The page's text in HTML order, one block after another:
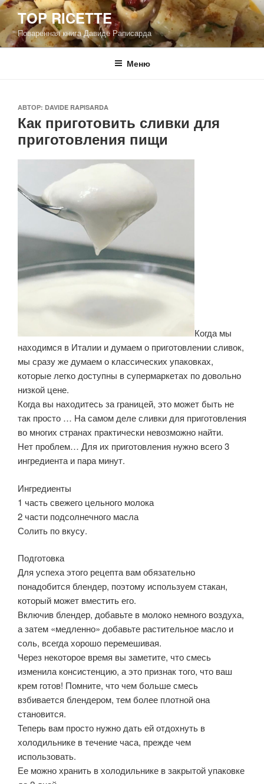
Перейти
содержимому
TOP RICETTE
Поваренная книга Давиде Раписарда
Меню
ОПУБЛИКОВАНО
АВТОР: DAVIDE RAPISARDA
Как приготовить сливки для
приготовления пищи
Когда мы
находимся в Италии и думаем о приготовлении сливок,
мы сразу же думаем о классических упаковках,
которые легко доступны в супермаркетах по довольно
низкой цене.
Когда вы находитесь за границей, это может быть не
так просто … На самом деле сливки для приготовления
во многих странах практически невозможно найти.
Нет проблем… Для их приготовления нужно всего 3
ингредиента и пара минут.
Ингредиенты
1 часть свежего цельного молока
2 части подсолнечного масла
Солить по вкусу.
Подготовка
Для успеха этого рецепта вам обязательно
понадобится блендер, поэтому используем стакан,
который может вместить его.
Включив блендер, добавьте в молоко немного воздуха,
а затем «медленно» добавьте растительное масло и
соль, всегда хорошо перемешивая.
Через некоторое время вы заметите, что смесь
изменила консистенцию, а это признак того, что ваш
крем готов! Помните, что чем больше смесь
взбивается блендером, тем более плотной она
становится.
Теперь вам просто нужно дать ей отдохнуть в
холодильнике в течение часа, прежде чем
использовать.
Ее можно хранить в холодильнике в закрытой упаковке